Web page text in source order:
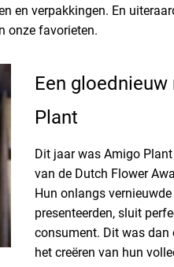
en verpakkingen. En
onze favorieten.
Een
Plant
Dit jaar was Amigo
van de Dutch Flower
Hun onlangs
presenteerden, sluit
consument. Dit was dan
het creëren van hun